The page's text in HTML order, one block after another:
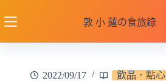
至
敦 小 蓮の食旅錄
2022/09/17 飲品．點心